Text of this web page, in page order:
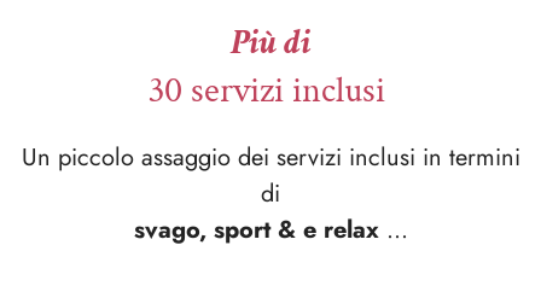
Più di
30 servizi inclusi
Un piccolo assaggio dei servizi inclusi in termini
di
svago, sport & e relax...